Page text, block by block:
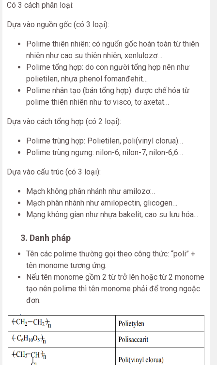
Có 3 cách phân loại:
Dựa vào nguồn gốc (có 3 loại):
Polime thiên nhiên: có nguổn gốc hoàn toàn từ thiên
nhiên như cao su thiên nhiên, xenlulozơ…
Polime tổng hợp: do con người tổng hợp nên như
polietilen, nhựa phenol fomanđehit…
Polime nhân tạo (bán tổng hợp): được chế hóa từ
polime thiên nhiên như tơ visco, tơ axetat…
Dựa vào cách tổng hợp (có 2 loại):
Polime trùng hợp: Polietilen, poli(vinyl clorua)…
Polime trùng ngưng: nilon-6, nilon-7, nilon-6,6…
Dựa vào cấu trúc (có 3 loại):
Mạch không phân nhánh như amilozơ…
Mạch phân nhánh như amilopectin, glicogen…
Mạng không gian như nhựa bakelit, cao su lưu hóa...
3. Danh pháp
Tên các polime thường gọi theo công thức: “poli” +
tên monome tương ứng.
Nếu tên monome gồm 2 từ trở lên hoặc từ 2 monome
tạo nên polime thì tên monome phải để trong ngoặc
đơn.